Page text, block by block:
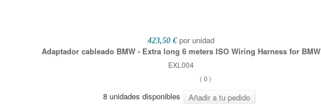
423,50 € por unidad
Adaptador cableado BMW - Extra long 6 meters ISO Wiring Harness for BMW
EXL004
( 0)
8 unidades disponibles